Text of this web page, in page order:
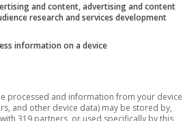
and content, advertising and content
research and services development
information on a device
processed and information from your device
and other device data) may be stored by,
319 partners, or used specifically by this